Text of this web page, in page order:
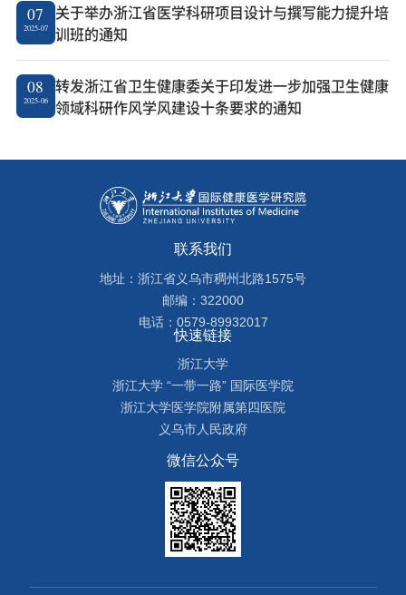
07
2025-07
关于举办浙江省医学科研项目设计与撰写能力提升培
训班的通知
08
2025-06
转发浙江省卫生健康委关于印发进一步加强卫生健康
领域科研作风学风建设十条要求的通知
联系我们
地址：浙江省义乌市稠州北路1575号
邮编：322000
电话：0579-89932017
快速链接
浙江大学
浙江大学 “一带一路” 国际医学院
浙江大学医学院附属第四医院
义乌市人民政府
微信公众号